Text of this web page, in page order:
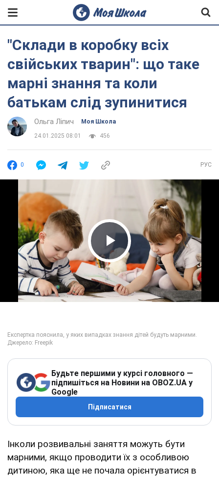
"Склади в коробку всіх
свійських тварин": що таке
марні знання та коли
батькам слід зупинитися
Ольга Ліпич Моя Школа
24.01.2025 08:01 456
0 РУС
Play Video
Будьте першими у курсі головного —
підпишіться на Новини на OBOZ.UA у
Google
Підписатися
Інколи розвивальні заняття можуть бути
марними, якщо проводити їх з особливою
дитиною, яка ще не почала орієнтуватися в